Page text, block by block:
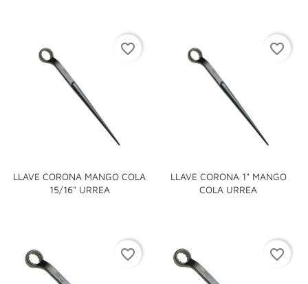
LLAVE CORONA MANGO COLA
15/16" URREA
favorite_border
LLAVE CORONA 1" MANGO
COLA URREA
favorite_border
favorite_border favorite_border